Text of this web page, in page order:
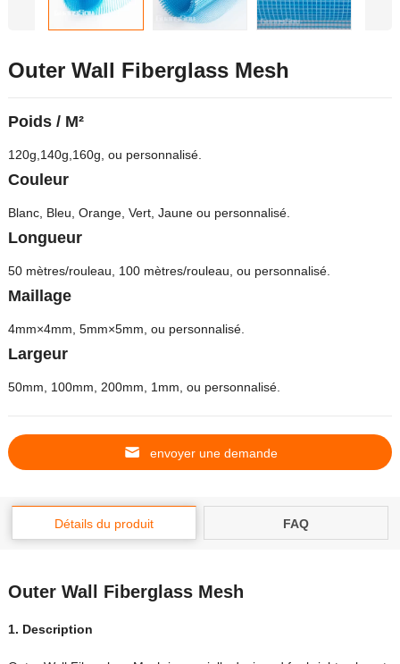
Outer Wall Fiberglass Mesh
Poids / M²
120g,140g,160g, ou personnalisé.
Couleur
Blanc, Bleu, Orange, Vert, Jaune ou personnalisé.
Longueur
50 mètres/rouleau, 100 mètres/rouleau, ou personnalisé.
Maillage
4mm×4mm, 5mm×5mm, ou personnalisé.
Largeur
50mm, 100mm, 200mm, 1mm, ou personnalisé.
envoyer une demande
Détails du produit FAQ
Outer Wall Fiberglass Mesh
1. Description